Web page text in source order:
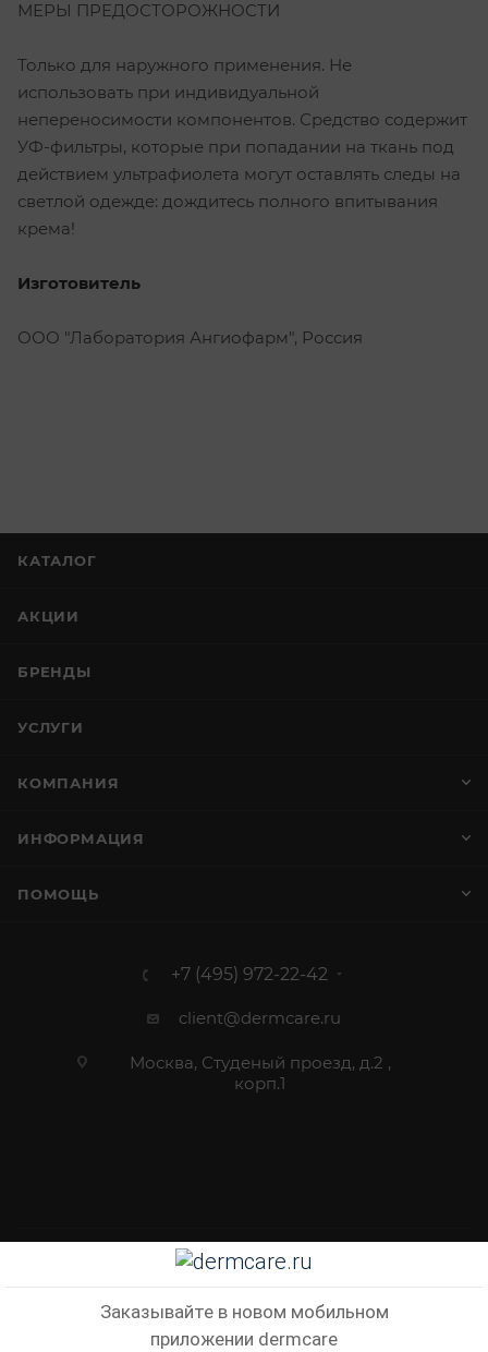
В КОРЗИНУ
МЕРЫ ПРЕДОСТОРОЖНОСТИ
Только для наружного применения. Не
использовать при индивидуальной
непереносимости компонентов. Средство содержит
УФ-фильтры, которые при попадании на ткань под
действием ультрафиолета могут оставлять следы на
светлой одежде: дождитесь полного впитывания
крема!
Изготовитель
ООО "Лаборатория Ангиофарм", Россия
КАТАЛОГ
АКЦИИ
БРЕНДЫ
УСЛУГИ
КОМПАНИЯ
ИНФОРМАЦИЯ
ПОМОЩЬ
+7 (495) 972-22-42
client@dermcare.ru
Москва, Студеный проезд, д.2 ,
корп.1
2012 - 2026 © Dermcare.ru - интернет-магазин косметики
Заказывайте в новом мобильном
приложении dermcare